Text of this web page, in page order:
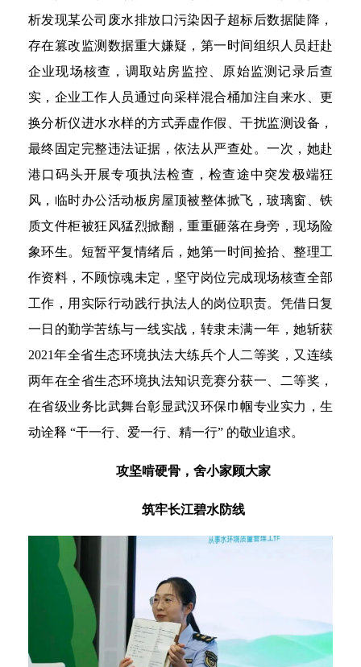
析发现某公司废水排放口污染因子超标后数据陡降，
存在篡改监测数据重大嫌疑，第一时间组织人员赶赴
企业现场核查，调取站房监控、原始监测记录后查
实，企业工作人员通过向采样混合桶加注自来水、更
换分析仪进水水样的方式弄虚作假、干扰监测设备，
最终固定完整违法证据，依法从严查处。一次，她赴
港口码头开展专项执法检查，检查途中突发极端狂
风，临时办公活动板房屋顶被整体掀飞，玻璃窗、铁
质文件柜被狂风猛烈掀翻，重重砸落在身旁，现场险
象环生。短暂平复情绪后，她第一时间捡拾、整理工
作资料，不顾惊魂未定，坚守岗位完成现场核查全部
工作，用实际行动践行执法人的岗位职责。凭借日复
一日的勤学苦练与一线实战，转隶未满一年，她斩获
2021年全省生态环境执法大练兵个人二等奖，又连续
两年在全省生态环境执法知识竞赛分获一、二等奖，
在省级业务比武舞台彰显武汉环保巾帼专业实力，生
动诠释 “干一行、爱一行、精一行” 的敬业追求。
攻坚啃硬骨，舍小家顾大家
筑牢长江碧水防线